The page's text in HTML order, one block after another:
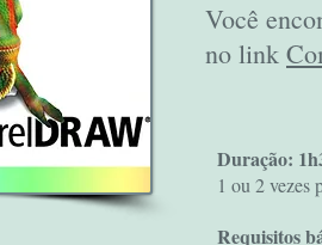
Você
no link
Duração:
1 ou 2 vezes
Requisitos